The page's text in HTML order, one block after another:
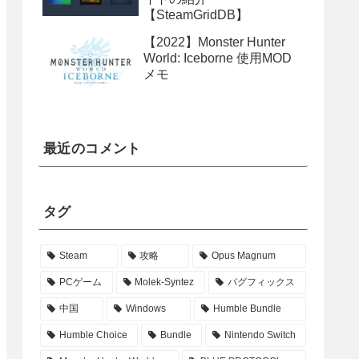
【SteamGridDB】
【2022】Monster Hunter
World: Iceborne 使用MOD
メモ
最近のコメント
タグ
Steam 攻略 Opus Magnum
PCゲーム Molek-Syntez バグフィックス
中国 Windows Humble Bundle
Humble Choice Bundle Nintendo Switch